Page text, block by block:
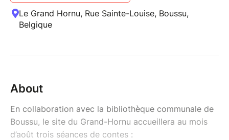
Le Grand Hornu, Rue Sainte-Louise, Boussu,
Belgique
About
En collaboration avec la bibliothèque communale de
Boussu, le site du Grand-Hornu accueillera au mois
d’août trois séances de contes :